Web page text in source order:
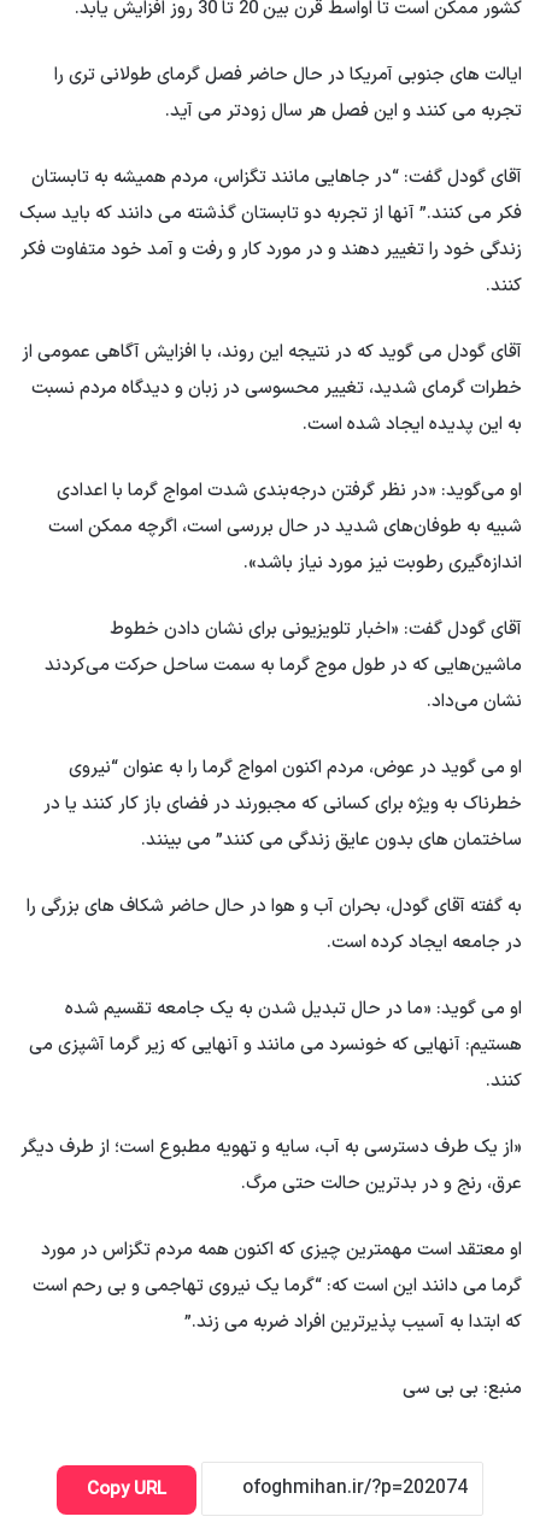
کشور ممکن است تا اواسط قرن بین 20 تا 30 روز افزایش یابد.
ایالت های جنوبی آمریکا در حال حاضر فصل گرمای طولانی تری را
تجربه می کنند و این فصل هر سال زودتر می آید.
آقای گودل گفت: “در جاهایی مانند تگزاس، مردم همیشه به تابستان
فکر می کنند.” آنها از تجربه دو تابستان گذشته می دانند که باید سبک
زندگی خود را تغییر دهند و در مورد کار و رفت و آمد خود متفاوت فکر
کنند.
آقای گودل می گوید که در نتیجه این روند، با افزایش آگاهی عمومی از
خطرات گرمای شدید، تغییر محسوسی در زبان و دیدگاه مردم نسبت
به این پدیده ایجاد شده است.
او می‌گوید: «در نظر گرفتن درجه‌بندی شدت امواج گرما با اعدادی
شبیه به طوفان‌های شدید در حال بررسی است، اگرچه ممکن است
اندازه‌گیری رطوبت نیز مورد نیاز باشد».
آقای گودل گفت: «اخبار تلویزیونی برای نشان دادن خطوط
ماشین‌هایی که در طول موج گرما به سمت ساحل حرکت می‌کردند
نشان می‌داد.
او می گوید در عوض، مردم اکنون امواج گرما را به عنوان “نیروی
خطرناک به ویژه برای کسانی که مجبورند در فضای باز کار کنند یا در
ساختمان های بدون عایق زندگی می کنند” می بینند.
به گفته آقای گودل، بحران آب و هوا در حال حاضر شکاف های بزرگی را
در جامعه ایجاد کرده است.
او می گوید: «ما در حال تبدیل شدن به یک جامعه تقسیم شده
هستیم: آنهایی که خونسرد می مانند و آنهایی که زیر گرما آشپزی می
کنند.
«از یک طرف دسترسی به آب، سایه و تهویه مطبوع است؛ از طرف دیگر
عرق، رنج و در بدترین حالت حتی مرگ.
او معتقد است مهمترین چیزی که اکنون همه مردم تگزاس در مورد
گرما می دانند این است که: “گرما یک نیروی تهاجمی و بی رحم است
که ابتدا به آسیب پذیرترین افراد ضربه می زند.”
منبع: بی بی سی
Copy URL